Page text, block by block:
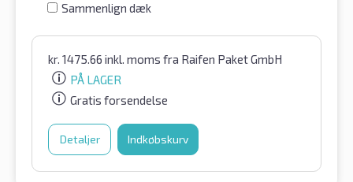
Sammenlign dæk
kr. 1475.66 inkl. moms fra Raifen Paket GmbH
PÅ LAGER
Gratis forsendelse
Detaljer Indkøbskurv